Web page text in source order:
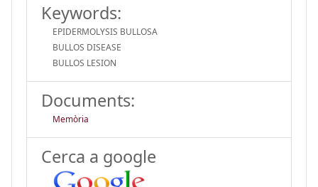
Keywords:
EPIDERMOLYSIS BULLOSA
BULLOS DISEASE
BULLOS LESION
Documents:
Memòria
Cerca a google